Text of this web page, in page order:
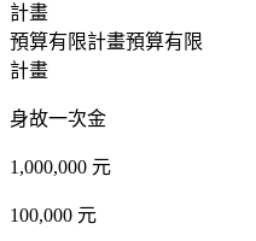
計畫
預算有限計畫預算有限
計畫
身故一次金
1,000,000 元
100,000 元